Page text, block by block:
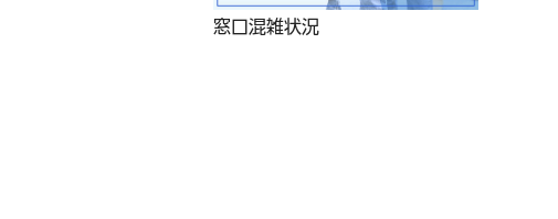
窓口混雑状況